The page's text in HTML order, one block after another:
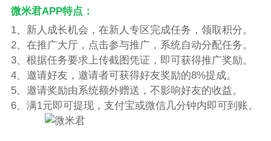
微米君APP特点：
1、新人成长机会，在新人专区完成任务，领取积分。
2、在推广大厅，点击参与推广，系统自动分配任务。
3、根据任务要求上传截图凭证，即可获得推广奖励。
4、邀请好友，邀请者可获得好友奖励的8%提成。
5、邀请奖励由系统额外赠送，不影响好友的收益。
6、满1元即可提现，支付宝或微信几分钟内即可到账。